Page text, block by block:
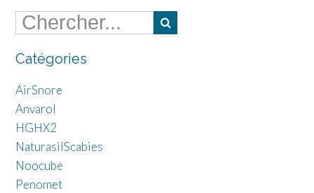
Catégories
AirSnore
Anvarol
HGHX2
NaturasilScabies
Noocube
Penomet